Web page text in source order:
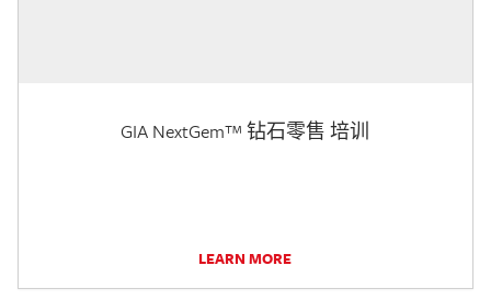
GIA NextGem™ 钻石零售 培训
LEARN MORE